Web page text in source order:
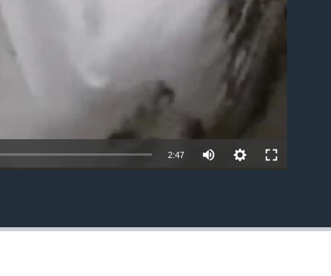
2:47